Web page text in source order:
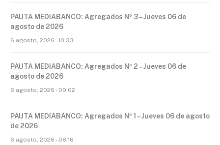
PAUTA MEDIABANCO: Agregados Nº 3 – Jueves 06 de
agosto de 2026
6 agosto, 2026 - 10:33
PAUTA MEDIABANCO: Agregados Nº 2 – Jueves 06 de
agosto de 2026
6 agosto, 2026 - 09:02
PAUTA MEDIABANCO: Agregados Nº 1 – Jueves 06 de agosto
de 2026
6 agosto, 2026 - 08:16